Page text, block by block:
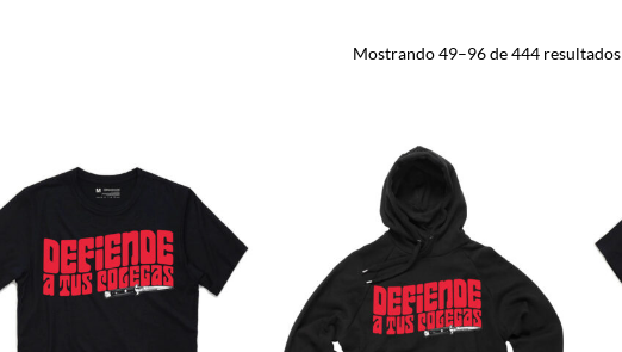
Mostrando 49–96 de 444 resultados